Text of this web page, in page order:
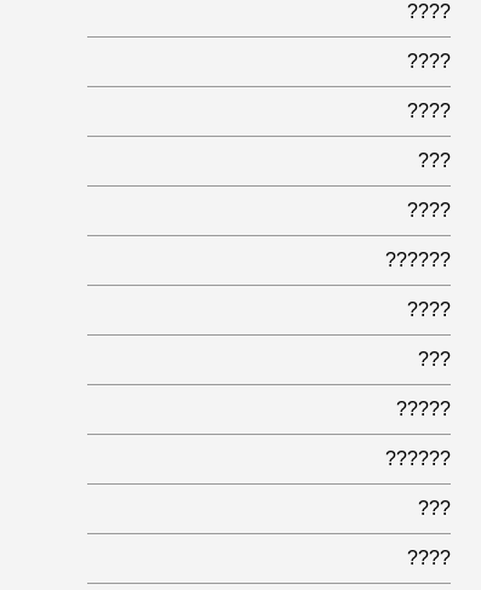
????
????
????
???
????
??????
????
???
?????
??????
???
????